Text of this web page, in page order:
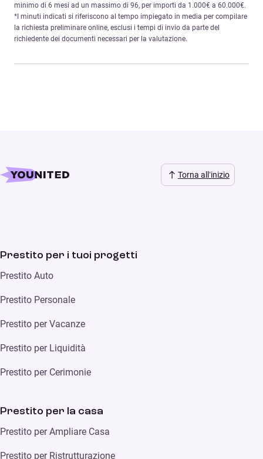
minimo di 6 mesi ad un massimo di 96, per importi da 1.000€ a 60.000€.
*I minuti indicati si riferiscono al tempo impiegato in media per compilare
la richiesta preliminare online, esclusi i tempi di invio da parte del
richiedente dei documenti necessari per la valutazione.
Torna all’inizio
Prestito per i tuoi progetti
Prestito Auto
Prestito Personale
Prestito per Vacanze
Prestito per Liquidità
Prestito per Cerimonie
Prestito per la casa
Prestito per Ampliare Casa
Prestito per Ristrutturazione